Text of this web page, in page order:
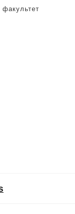
факультет